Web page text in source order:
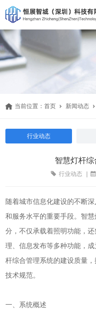
当前位置：首页 新闻动态
行业动态
智慧灯杆
行业动态
随着城市信息化建设的不断
和服务水平的重要手段。智
分，不仅承载着照明功能，
理、信息发布等多种功能，
杆综合管理系统的建设质量
技术规范。
一、系统概述